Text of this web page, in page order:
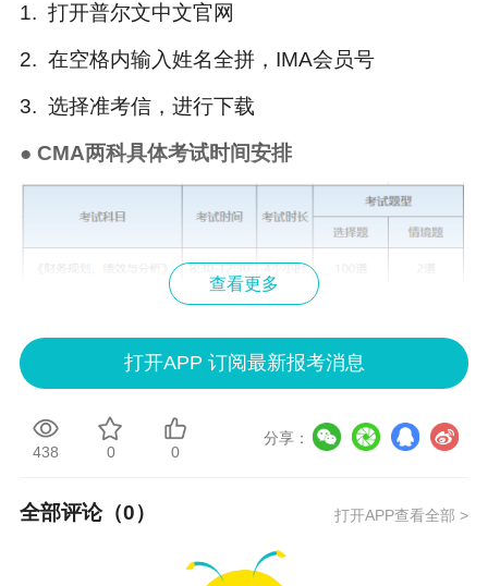
1. 打开普尔文中文官网
2. 在空格内输入姓名全拼，IMA会员号
3. 选择准考信，进行下载
● CMA两科具体考试时间安排
说明：因考试政策、内容不断变化与调整，正保
议，请考生以部门公布的内容为准！
查看更多
打开APP 订阅最新报考消息
438 0 0
分享：
全部评论（0） 打开APP查看全部 >